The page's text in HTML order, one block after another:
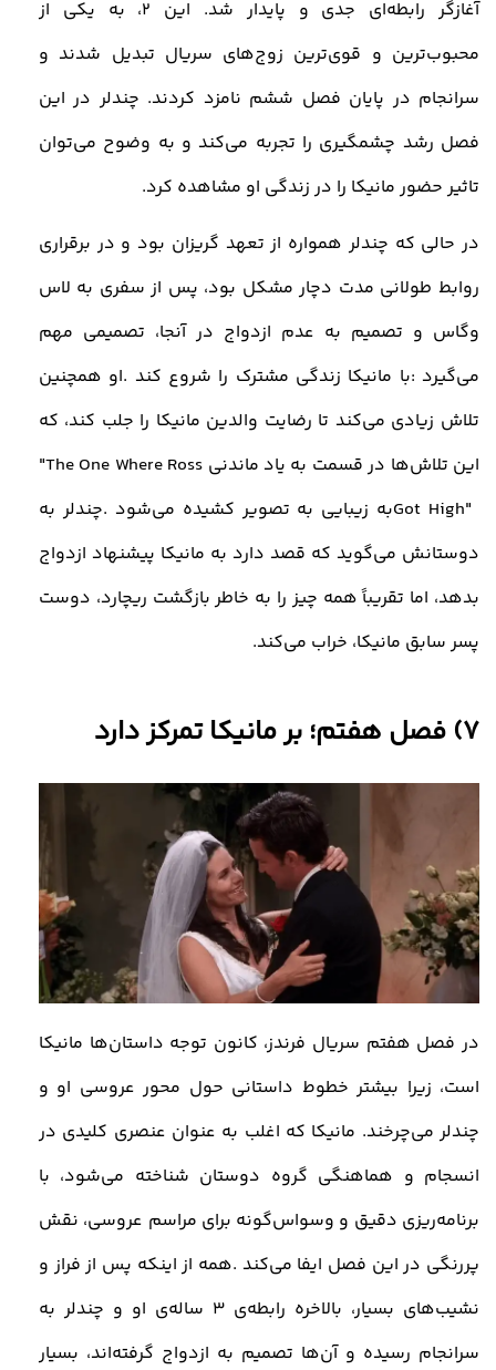
آغازگر رابطه‌ای جدی و پایدار شد. این 2، به یکی از
محبوب‌ترین و قوی‌ترین زوج‌های سریال تبدیل شدند و
سرانجام در پایان فصل ششم نامزد کردند. چندلر در این
فصل رشد چشمگیری را تجربه می‌کند و به وضوح می‌توان
تاثیر حضور مانیکا را در زندگی او مشاهده کرد.
در حالی که چندلر همواره از تعهد گریزان بود و در برقراری
روابط طولانی‌ مدت دچار مشکل بود، پس از سفری به لاس
وگاس و تصمیم به عدم ازدواج در آنجا، تصمیمی مهم
می‌گیرد:با مانیکا زندگی مشترک را شروع کند .او همچنین
تلاش زیادی می‌کند تا رضایت والدین مانیکا را جلب کند، که
این تلاش‌ها در قسمت به‌ یاد ماندنی "The One Where Ross
Got High"به زیبایی به تصویر کشیده می‌شود .چندلر به
دوستانش می‌گوید که قصد دارد به مانیکا پیشنهاد ازدواج
بدهد، اما تقریباً همه چیز را به خاطر بازگشت ریچارد، دوست
پسر سابق مانیکا، خراب می‌کند.
7) فصل هفتم؛ بر مانیکا تمرکز دارد
در فصل هفتم سریال فرندز، کانون توجه داستان‌ها مانیکا
است، زیرا بیشتر خطوط داستانی حول محور عروسی او و
چندلر می‌چرخند. مانیکا که اغلب به عنوان عنصری کلیدی در
انسجام و هماهنگی گروه دوستان شناخته می‌شود، با
برنامه‌ریزی دقیق و وسواس‌گونه برای مراسم عروسی، نقش
پررنگی در این فصل ایفا می‌کند .همه از اینکه پس از فراز و
نشیب‌های بسیار، بالاخره رابطه‌ی 3 ساله‌ی او و چندلر به
سرانجام رسیده و آن‌ها تصمیم به ازدواج گرفته‌اند، بسیار